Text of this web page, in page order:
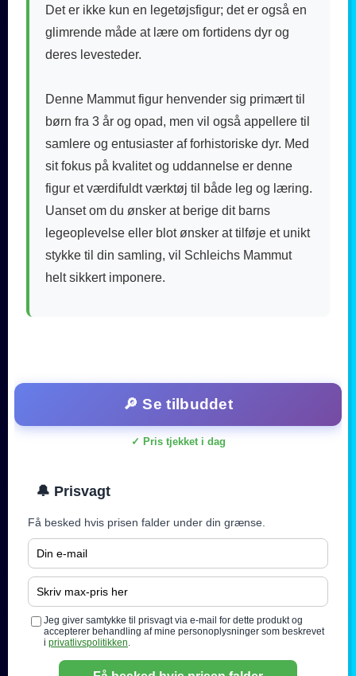
Det er ikke kun en legetøjsfigur; det er også en
glimrende måde at lære om fortidens dyr og
deres levesteder.
Denne Mammut figur henvender sig primært til
børn fra 3 år og opad, men vil også appellere til
samlere og entusiaster af forhistoriske dyr. Med
sit fokus på kvalitet og uddannelse er denne
figur et værdifuldt værktøj til både leg og læring.
Uanset om du ønsker at berige dit barns
legeoplevelse eller blot ønsker at tilføje et unikt
stykke til din samling, vil Schleichs Mammut
helt sikkert imponere.
🔎 Se tilbuddet
✓ Pris tjekket i dag
🔔 Prisvagt
Få besked hvis prisen falder under din grænse.
Jeg giver samtykke til prisvagt via e-mail for dette produkt og
accepterer behandling af mine personoplysninger som beskrevet
i privatlivspolitikken.